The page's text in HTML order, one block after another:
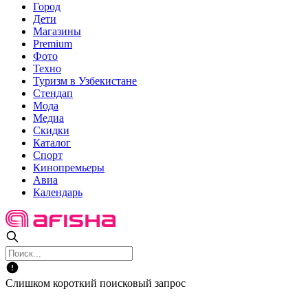
Город
Дети
Магазины
Premium
Фото
Техно
Туризм в Узбекистане
Стендап
Мода
Медиа
Скидки
Каталог
Спорт
Кинопремьеры
Авиа
Календарь
Слишком короткий поисковый запрос